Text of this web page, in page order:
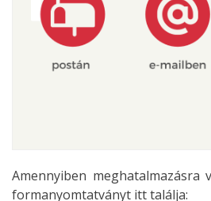
Amennyiben meghatalmazásra
formanyomtatványt itt találja: